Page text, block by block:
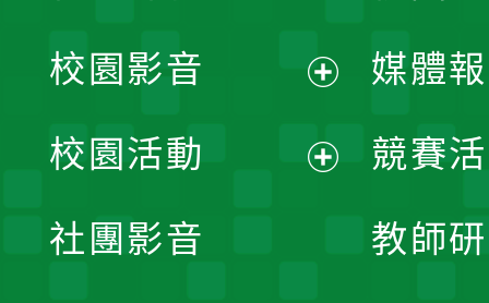
媒體
競賽
教師
校園影音
開
校園活動
社團影音